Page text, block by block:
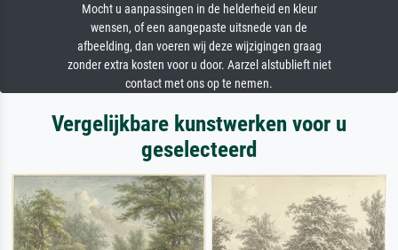
Mocht u aanpassingen in de helderheid en kleur
wensen, of een aangepaste uitsnede van de
afbeelding, dan voeren wij deze wijzigingen graag
zonder extra kosten voor u door. Aarzel alstublieft niet
contact met ons op te nemen.
Vergelijkbare kunstwerken voor u
geselecteerd